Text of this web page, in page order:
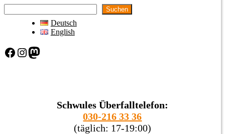
Suchen
Deutsch
English
Facebook Instagram Mastodon
Schwules Überfalltelefon:
030-216 33 36
(täglich: 17-19:00)